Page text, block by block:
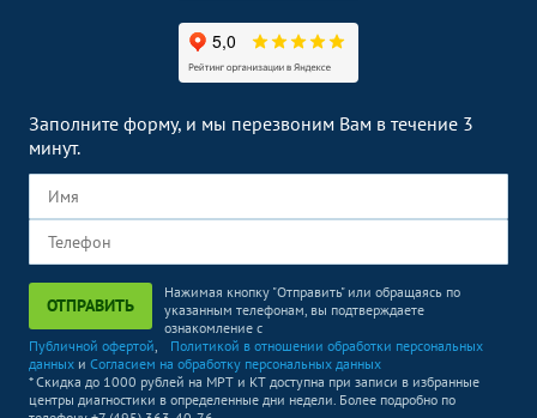
Заполните форму, и мы перезвоним Вам в течение 3
минут.
ОТПРАВИТЬ
Нажимая кнопку "Отправить" или обращаясь по
указанным телефонам, вы подтверждаете
ознакомление с
Публичной офертой,
Политикой в отношении обработки персональных
данных и Согласием на обработку персональных данных
* Скидка до 1000 рублей на МРТ и КТ доступна при записи в избранные
центры диагностики в определенные дни недели. Более подробно по